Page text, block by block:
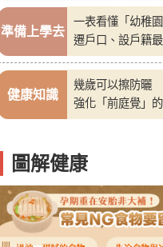
準備上學去
一表看懂「幼稚
表」
遷戶口、設戶籍
健康知識
幾歲可以擦防曬
強化「前庭覺」
圖解健康